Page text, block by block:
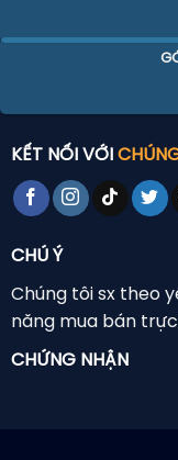
KẾT NỐI VỚI
CHÚ Ý
Chúng tôi sx theo
năng mua bán
CHỨNG NHẬN